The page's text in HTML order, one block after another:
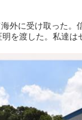
外に受け取った
を渡した。私達